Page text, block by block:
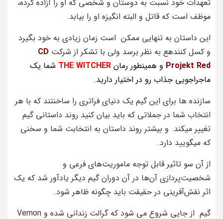
تعهدات خود نسبت به دوستان و شخصی که او را آزاده کرده،
موظف است که قاتل و البته انگیزه او را بیابد.
این داستان به تنهایی ممکن است زمان زیادی به خود بگیرد
و کسل کنندهع به نظر برسد ولی با تشکر از شرکت CD
Projekt Red و همینطور رمان THE WITCHER
شما یک
ماجراجویی جذاب رو در اختیار دارید.
سازنده ها برای این گیم یک دنیای فراتری را ساخنتند که با هر
انتخاب شما در جملاتی که باید بیان کنید روند داستانی گیم
تغییر میکند. و بیشتر روند داستان به انتخابت شما و سخنی
که میگویید دارد.
از آن سو تاثیر قابل توجه ماموریت‌های فرعی و
شخصیت‌پردازی آن‌ها در آن دوران گیم دیگر یادآور شد که یک
اثر نقش‌آفرینی در حقیقت باید چگونه ظاهر شود.
گیم از جایی شروع می شود که گرالت زندانی شده و Vernon